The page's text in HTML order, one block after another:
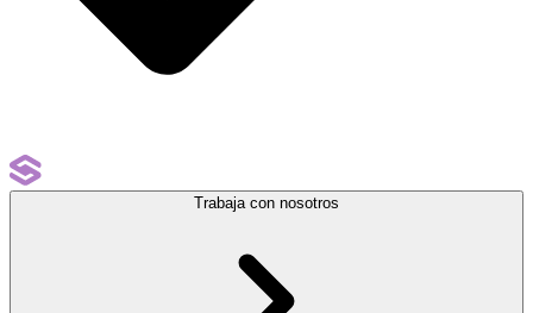
Trabaja con nosotros